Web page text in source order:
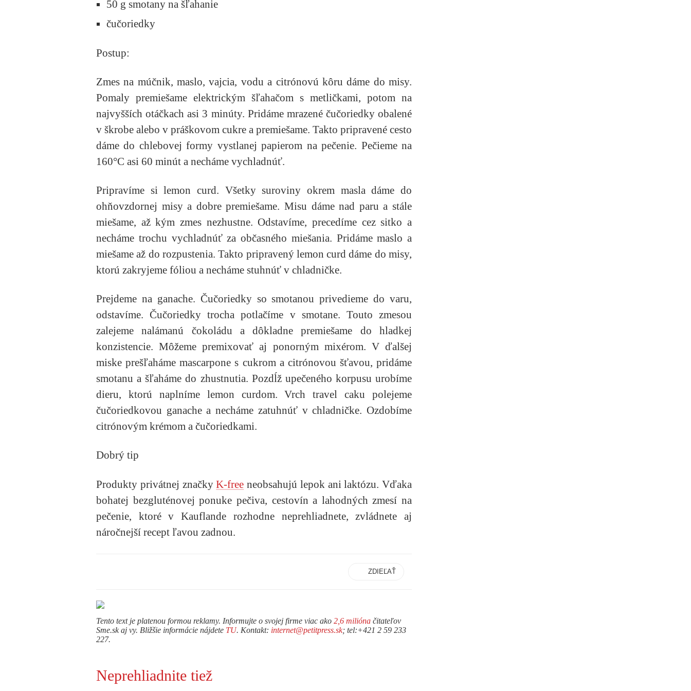
50 g smotany na šľahanie
čučoriedky
Postup:
Zmes na múčnik, maslo, vajcia, vodu a citrónovú kôru dáme do misy.
Pomaly premiešame elektrickým šľahačom s metličkami, potom na
najvyšších otáčkach asi 3 minúty. Pridáme mrazené čučoriedky obalené
v škrobe alebo v práškovom cukre a premiešame. Takto pripravené cesto
dáme do chlebovej formy vystlanej papierom na pečenie. Pečieme na
160°C asi 60 minút a necháme vychladnúť.
Pripravíme si lemon curd. Všetky suroviny okrem masla dáme do
ohňovzdornej misy a dobre premiešame. Misu dáme nad paru a stále
miešame, až kým zmes nezhustne. Odstavíme, precedíme cez sitko a
necháme trochu vychladnúť za občasného miešania. Pridáme maslo a
miešame až do rozpustenia. Takto pripravený lemon curd dáme do misy,
ktorú zakryjeme fóliou a necháme stuhnúť v chladničke.
Prejdeme na ganache. Čučoriedky so smotanou privedieme do varu,
odstavíme. Čučoriedky trocha potlačíme v smotane. Touto zmesou
zalejeme nalámanú čokoládu a dôkladne premiešame do hladkej
konzistencie. Môžeme premixovať aj ponorným mixérom. V ďalšej
miske prešľaháme mascarpone s cukrom a citrónovou šťavou, pridáme
smotanu a šľaháme do zhustnutia. Pozdĺž upečeného korpusu urobíme
dieru, ktorú naplníme lemon curdom. Vrch travel caku polejeme
čučoriedkovou ganache a necháme zatuhnúť v chladničke. Ozdobíme
citrónovým krémom a čučoriedkami.
Dobrý tip
Produkty privátnej značkyK-free neobsahujú lepok ani laktózu. Vďaka
bohatej bezgluténovej ponuke pečiva, cestovín a lahodných zmesí na
pečenie, ktoré v Kauflande rozhodne neprehliadnete, zvládnete aj
náročnejší recept ľavou zadnou.
ZDIEĽAŤ
Tento text je platenou formou reklamy. Informujte o svojej firme viac ako 2,6 milióna čitateľov
Sme.sk aj vy. Bližšie informácie nájdete TU. Kontakt: internet@petitpress.sk; tel:+421 2 59 233
227.
Neprehliadnite tiež